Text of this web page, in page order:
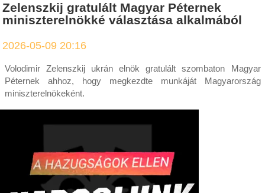
Zelenszkij gratulált Magyar Péternek
miniszterelnökké választása alkalmából
2026-05-09 20:16
Volodimir Zelenszkij ukrán elnök gratulált szombaton Magyar
Péternek ahhoz, hogy megkezdte munkáját Magyarország
miniszterelnökeként.